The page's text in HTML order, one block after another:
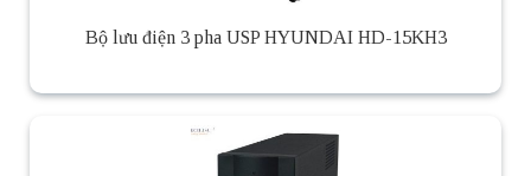
Bộ lưu điện 3 pha USP HYUNDAI HD-15KH3